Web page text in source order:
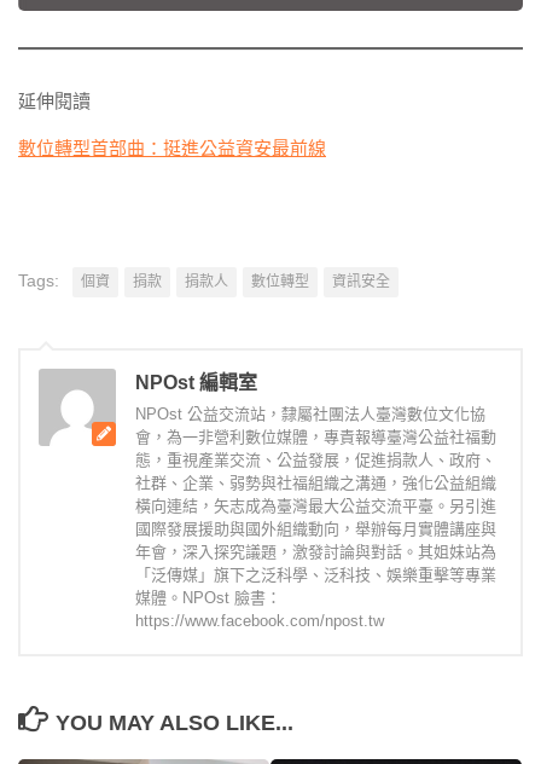
延伸閱讀
數位轉型首部曲：挺進公益資安最前線
Tags: 個資 捐款 捐款人 數位轉型 資訊安全
NPOst 編輯室
NPOst 公益交流站，隸屬社團法人臺灣數位文化協
會，為一非營利數位媒體，專責報導臺灣公益社福動
態，重視產業交流、公益發展，促進捐款人、政府、
社群、企業、弱勢與社福組織之溝通，強化公益組織
橫向連結，矢志成為臺灣最大公益交流平臺。另引進
國際發展援助與國外組織動向，舉辦每月實體講座與
年會，深入探究議題，激發討論與對話。其姐妹站為
「泛傳媒」旗下之泛科學、泛科技、娛樂重擊等專業
媒體。NPOst 臉書：
https://www.facebook.com/npost.tw
YOU MAY ALSO LIKE...